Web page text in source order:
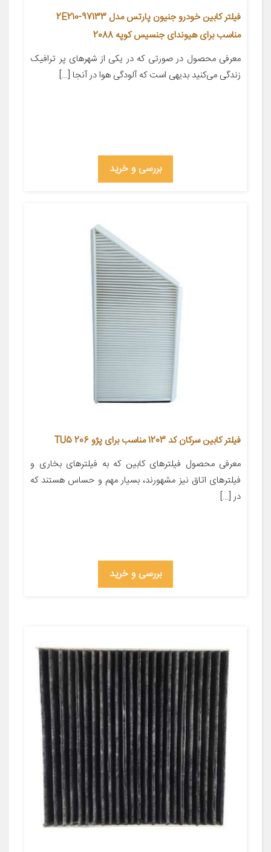
فیلتر کابین خودرو جنیون پارتس مدل 97133-2E210
مناسب برای هیوندای جنسیس کوپه 2088
معرفی محصول در صورتی که در یکی از شهر‌های پر ترافیک
زندگی می‌کنید بدیهی است که آلودگی هوا در آنجا […]
بررسی و خرید
فیلتر کابین سرکان کد 1203 مناسب برای پژو 206 TU5
معرفی محصول فیلترهای کابین که به فیلترهای بخاری و
فیلترهای اتاق نیز مشهورند، بسیار مهم و حساس هستند که
در […]
بررسی و خرید